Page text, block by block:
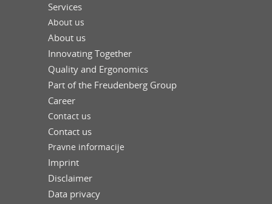
Services
About us
About us
Innovating Together
Quality and Ergonomics
Part of the Freudenberg Group
Career
Contact us
Contact us
Pravne informacije
Imprint
Disclaimer
Data privacy